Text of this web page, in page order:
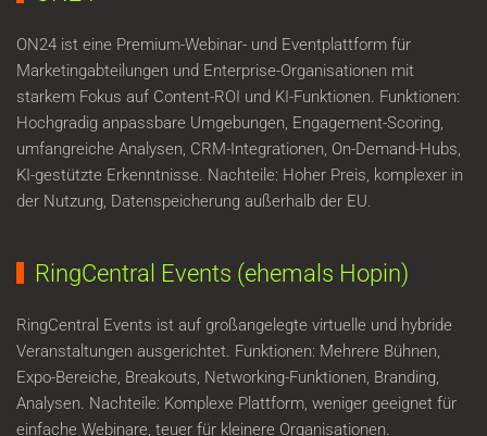
ON24 ist eine Premium-Webinar- und Eventplattform für
Marketingabteilungen und Enterprise-Organisationen mit
starkem Fokus auf Content-ROI und KI-Funktionen. Funktionen:
Hochgradig anpassbare Umgebungen, Engagement-Scoring,
umfangreiche Analysen, CRM-Integrationen, On-Demand-Hubs,
KI-gestützte Erkenntnisse. Nachteile: Hoher Preis, komplexer in
der Nutzung, Datenspeicherung außerhalb der EU.
RingCentral Events (ehemals Hopin)
RingCentral Events ist auf großangelegte virtuelle und hybride
Veranstaltungen ausgerichtet. Funktionen: Mehrere Bühnen,
Expo-Bereiche, Breakouts, Networking-Funktionen, Branding,
Analysen. Nachteile: Komplexe Plattform, weniger geeignet für
einfache Webinare, teuer für kleinere Organisationen.